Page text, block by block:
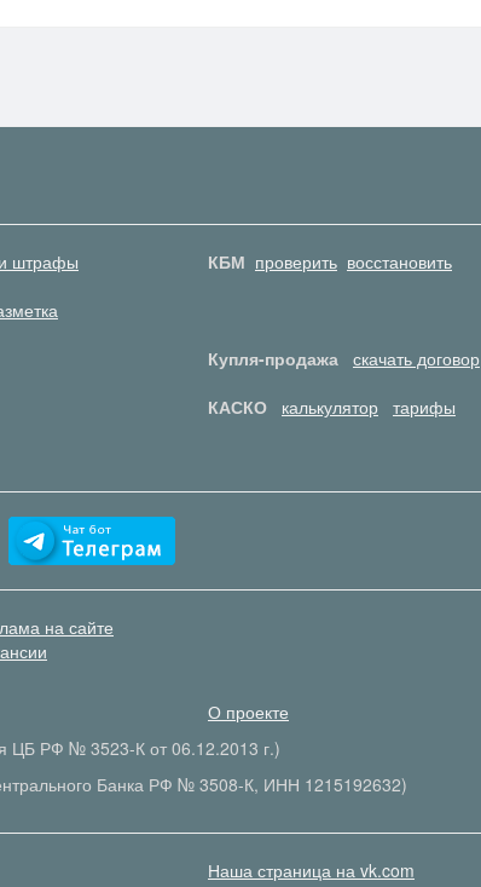
штрафы КБМ проверить восстановить
Купля-продажа скачать договор
КАСКО калькулятор тарифы
на сайте
О проекте
ЦБ РФ № 3523-К от 06.12.2013 г.)
Банка РФ № 3508-К, ИНН 1215192632)
Наша страница на vk.com